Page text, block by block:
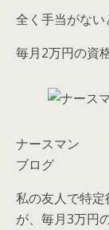
全く手当がない
毎月2万円の資
ナースマン
ブログ
私の友人で特
が、毎月3万円